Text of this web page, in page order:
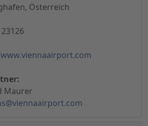
Österreich
Maurer